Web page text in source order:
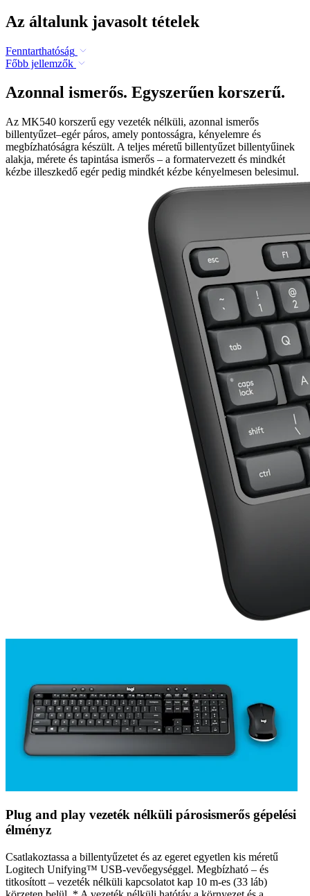
Az általunk javasolt tételek
Fenntarthatóság
Főbb jellemzők
Azonnal ismerős. Egyszerűen korszerű.
Az MK540 korszerű egy vezeték nélküli, azonnal ismerős
billentyűzet–egér páros, amely pontosságra, kényelemre és
megbízhatóságra készült. A teljes méretű billentyűzet billentyűinek
alakja, mérete és tapintása ismerős – a formatervezett és mindkét
kézbe illeszkedő egér pedig mindkét kézbe kényelmesen belesimul.
Plug and play vezeték nélküli párosismerős gépelési
élményz
Csatlakoztassa a billentyűzetet és az egeret egyetlen kis méretű
Logitech Unifying™ USB-vevőegységgel. Megbízható – és
titkosított – vezeték nélküli kapcsolatot kap 10 m-es (33 láb)